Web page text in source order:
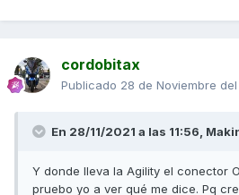
perfecto,se revoluciona y sale
a hacer cosas raras como digo,si
o trasmision,igual iria perra como
reglaje de valvulas a ver como esta.
practicamente todas las motos
electronica pura y tiene casi lo
cordobitax
Publicado 28 de Noviembre del
En 28/11/2021 a las 11:56,
Y donde lleva la Agility el conector
pruebo yo a ver qué me dice. Pq